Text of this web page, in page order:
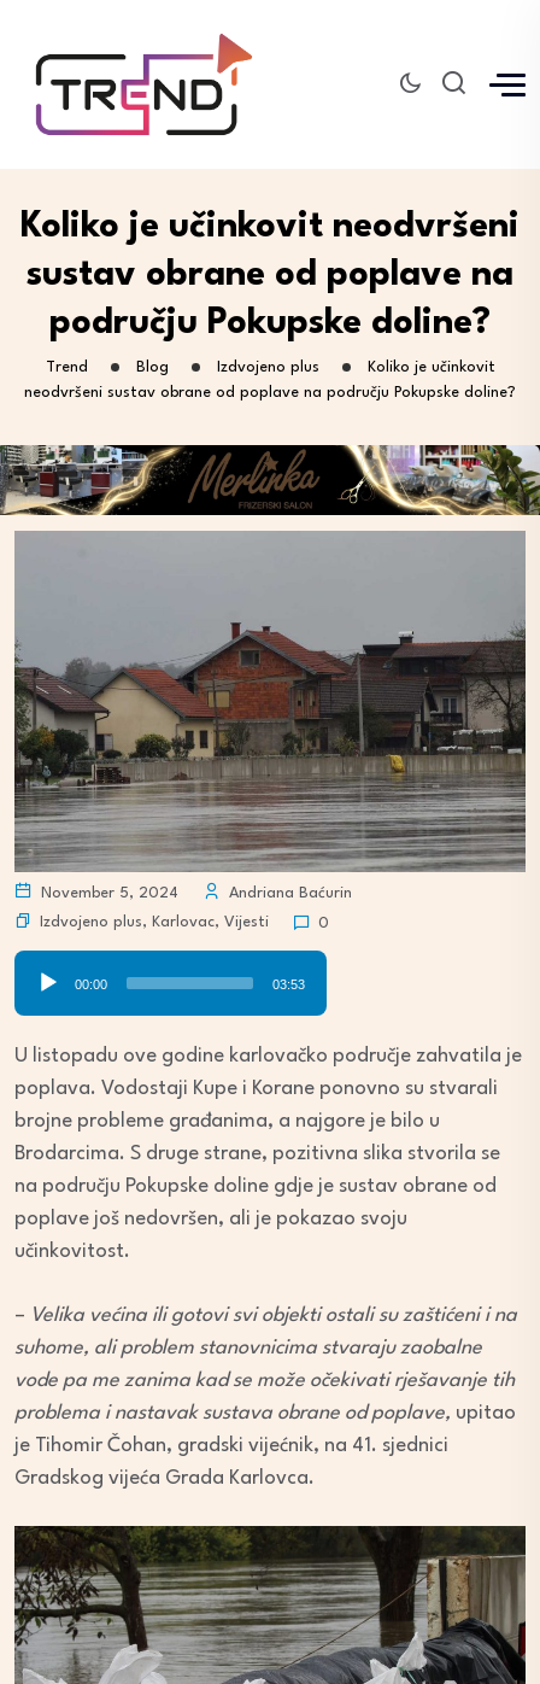
Koliko je učinkovit neodvršeni
sustav obrane od poplave na
području Pokupske doline?
Trend Blog Izdvojeno plus
Koliko je učinkovit
neodvršeni sustav obrane od poplave na području Pokupske doline?
November 5, 2024
Andriana Baćurin
Izdvojeno plus, Karlovac, Vijesti 0
Audio
Player
00:00 03:53
U listopadu ove godine karlovačko područje zahvatila je
poplava. Vodostaji Kupe i Korane ponovno su stvarali
brojne probleme građanima, a najgore je bilo u
Brodarcima. S druge strane, pozitivna slika stvorila se
na području Pokupske doline gdje je sustav obrane od
poplave još nedovršen, ali je pokazao svoju
učinkovitost.
– Velika većina ili gotovi svi objekti ostali su zaštićeni i na
suhome, ali problem stanovnicima stvaraju zaobalne
vode pa me zanima kad se može očekivati rješavanje tih
problema i nastavak sustava obrane od poplave, upitao
je Tihomir Čohan, gradski vijećnik, na 41. sjednici
Gradskog vijeća Grada Karlovca.